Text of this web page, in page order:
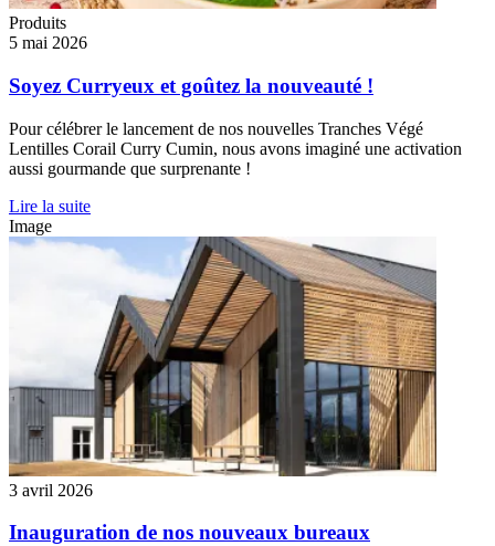
Produits
5 mai 2026
Soyez Curryeux et goûtez la nouveauté !
Pour célébrer le lancement de nos nouvelles Tranches Végé
Lentilles Corail Curry Cumin, nous avons imaginé une activation
aussi gourmande que surprenante !
Lire la suite
Image
3 avril 2026
Inauguration de nos nouveaux bureaux